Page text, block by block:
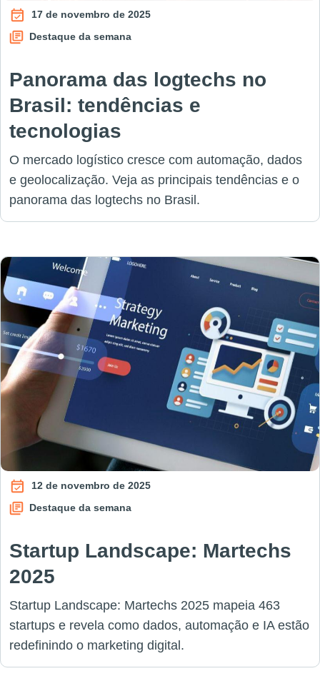
17 de novembro de 2025
Destaque da semana
Panorama das logtechs no
Brasil: tendências e
tecnologias
O mercado logístico cresce com automação, dados
e geolocalização. Veja as principais tendências e o
panorama das logtechs no Brasil.
12 de novembro de 2025
Destaque da semana
Startup Landscape: Martechs
2025
Startup Landscape: Martechs 2025 mapeia 463
startups e revela como dados, automação e IA estão
redefinindo o marketing digital.